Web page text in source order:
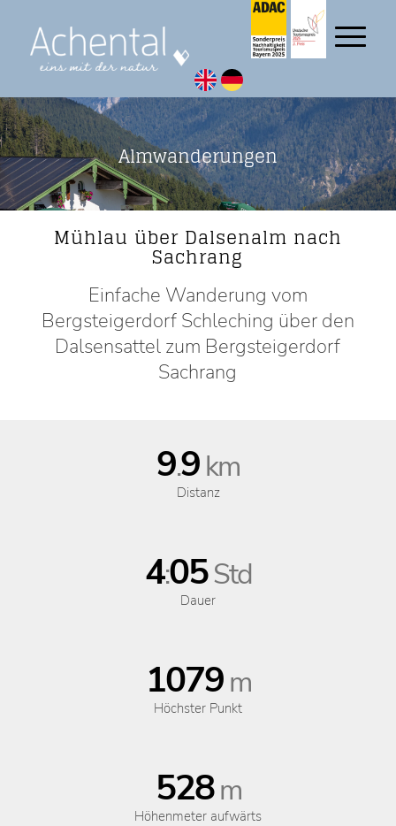
Almwanderungen
Mühlau über Dalsenalm nach
Sachrang
Einfache Wanderung vom
Bergsteigerdorf Schleching über den
Dalsensattel zum Bergsteigerdorf
Sachrang
9.9km
Distanz
4:05Std
Dauer
1079m
Höchster Punkt
528m
Höhenmeter aufwärts